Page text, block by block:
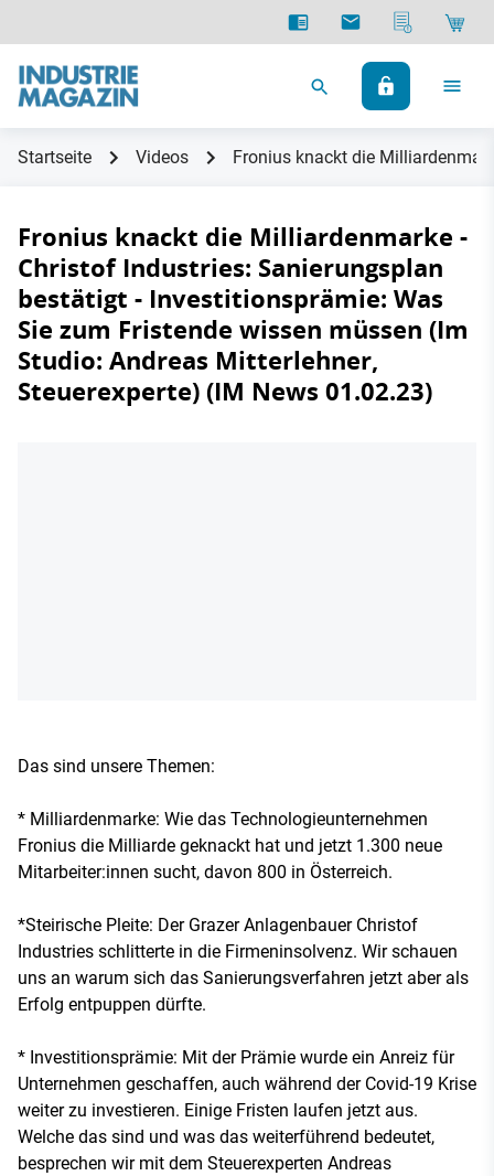
Startseite Videos Fronius knackt die
Fronius knackt die Milliardenmarke -
Christof Industries: Sanierungsplan
bestätigt - Investitionsprämie: Was
Sie zum Fristende wissen müssen (Im
Studio: Andreas Mitterlehner,
Steuerexperte) (IM News 01.02.23)
Das sind unsere Themen:
* Milliardenmarke: Wie das Technologieunternehmen
Fronius die Milliarde geknackt hat und jetzt 1.300 neue
Mitarbeiter:innen sucht, davon 800 in Österreich.
*Steirische Pleite: Der Grazer Anlagenbauer Christof
Industries schlitterte in die Firmeninsolvenz. Wir schauen
uns an warum sich das Sanierungsverfahren jetzt aber als
Erfolg entpuppen dürfte.
* Investitionsprämie: Mit der Prämie wurde ein Anreiz für
Unternehmen geschaffen, auch während der Covid-19 Krise
weiter zu investieren. Einige Fristen laufen jetzt aus.
Welche das sind und was das weiterführend bedeutet,
besprechen wir mit dem Steuerexperten Andreas